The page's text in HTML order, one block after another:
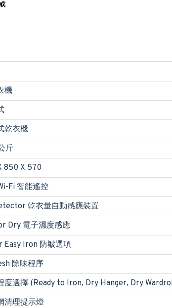
機
乾衣機
斤
850 X 570
Fi 智能遙控
乾衣量自動感應裝置
Dry 電子濕度感應
Easy Iron 防皺選項
除味程序
度選擇 (Ready to Iron, Dry Hanger, Dry
清理提示燈